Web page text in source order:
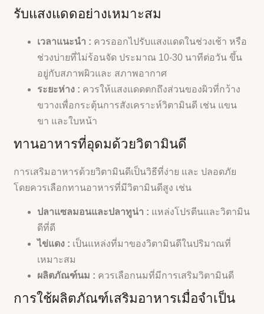
รับแสงแดดอย่างเหมาะสม
เวลาแนะนำ : ควรออกไปรับแสงแดดในช่วงเช้า หรือ
ช่วงบ่ายที่ไม่ร้อนจัด ประมาณ 10-30 นาทีต่อวัน ขึ้น
อยู่กับสภาพผิวและ สภาพอากาศ
ระยะห่าง : ควรให้แสงแดดตกถึงส่วนของผิวที่กว้าง
ขวางเพื่อกระตุ้นการสังเคราะห์วิตามินดี เช่น แขน
ขา และใบหน้า
ทานอาหารที่อุดมด้วยวิตามินดี
การเสริมอาหารด้วยวิตามินดีเป็นวิธีที่ง่าย และ ปลอดภัย
โดยควรเลือกทานอาหารที่มีวิตามินดีสูง เช่น
ปลาแซลมอนและปลาทูน่า : แหล่งโปรตีนและวิตามิน
ดีที่ดี
ไข่แดง : เป็นแหล่งที่มาของวิตามินดีในปริมาณที่
เหมาะสม
ผลิตภัณฑ์นม : ควรเลือกนมที่มีการเสริมวิตามินดี
การใช้ผลิตภัณฑ์เสริมอาหารเมื่อจำเป็น